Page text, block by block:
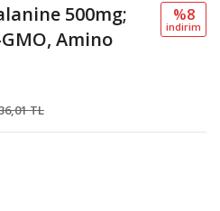
500mg;
Amino
TL
%8
i̇ndi̇ri̇m